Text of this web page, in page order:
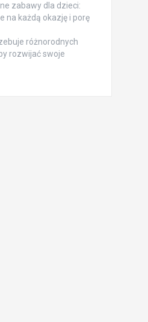
zabawy dla dzieci:
na każdą okazję i porę
różnorodnych
rozwijać swoje